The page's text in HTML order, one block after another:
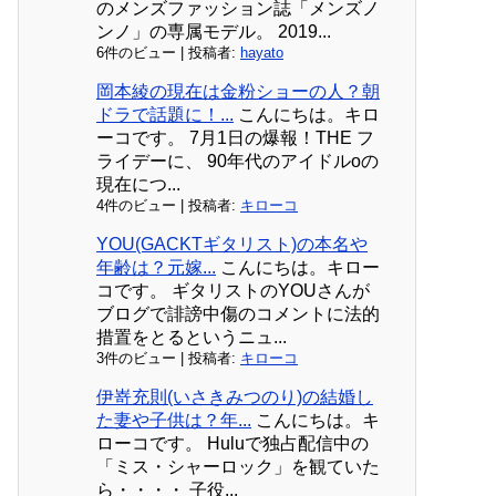
のメンズファッション誌「メンズノ
ンノ」の専属モデル。 2019...
6件のビュー 投稿者: hayato
岡本綾の現在は金粉ショーの人？朝
ドラで話題に！... こんにちは。キロ
ーコです。 7月1日の爆報！THE フ
ライデーに、 90年代のアイドルoの
現在につ...
4件のビュー 投稿者: キローコ
YOU(GACKTギタリスト)の本名や
年齢は？元嫁... こんにちは。キロー
コです。 ギタリストのYOUさんが
ブログで誹謗中傷のコメントに法的
措置をとるというニュ...
3件のビュー 投稿者: キローコ
伊嵜充則(いさきみつのり)の結婚し
た妻や子供は？年... こんにちは。キ
ローコです。 Huluで独占配信中の
「ミス・シャーロック」を観ていた
ら・・・・ 子役...